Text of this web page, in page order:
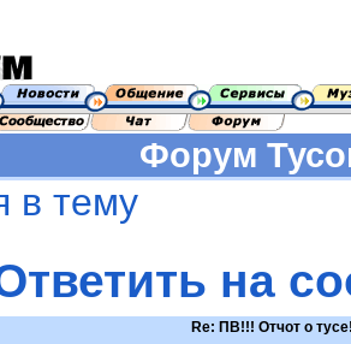
Форум
в тему
на
Re: ПВ!!! Отчот о